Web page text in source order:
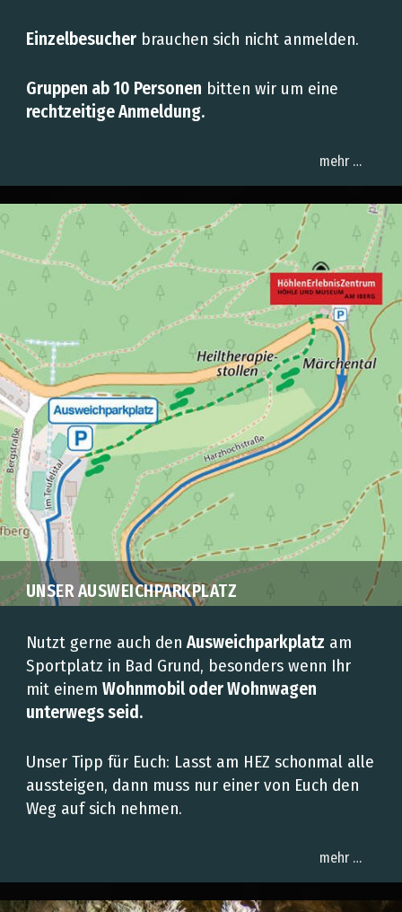
Einzelbesucherbrauchen sich nicht anmelden.
Gruppen ab 10 Personen bitten wir um eine
rechtzeitige Anmeldung.
mehr …
UNSER AUSWEICHPARKPLATZ
Nutzt gerne auch den Ausweichparkplatz am
Sportplatz in Bad Grund, besonders wenn Ihr
mit einem Wohnmobil oder Wohnwagen
unterwegs seid.
Unser Tipp für Euch: Lasst am HEZ schonmal alle
aussteigen, dann muss nur einer von Euch den
Weg auf sich nehmen.
mehr …